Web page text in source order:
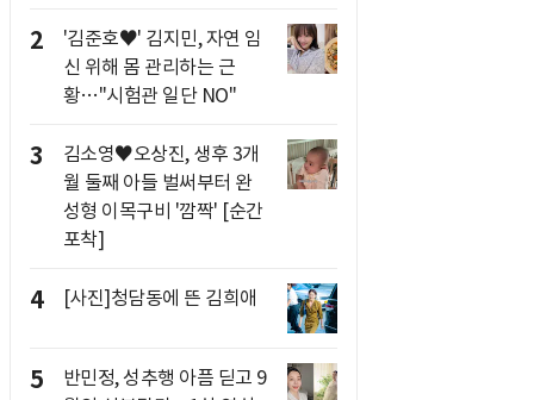
2
'김준호♥' 김지민, 자연 임
신 위해 몸 관리하는 근
황…"시험관 일단 NO"
3
김소영♥오상진, 생후 3개
월 둘째 아들 벌써부터 완
성형 이목구비 '깜짝' [순간
포착]
4 [사진]청담동에 뜬 김희애
5
반민정, 성추행 아픔 딛고 9